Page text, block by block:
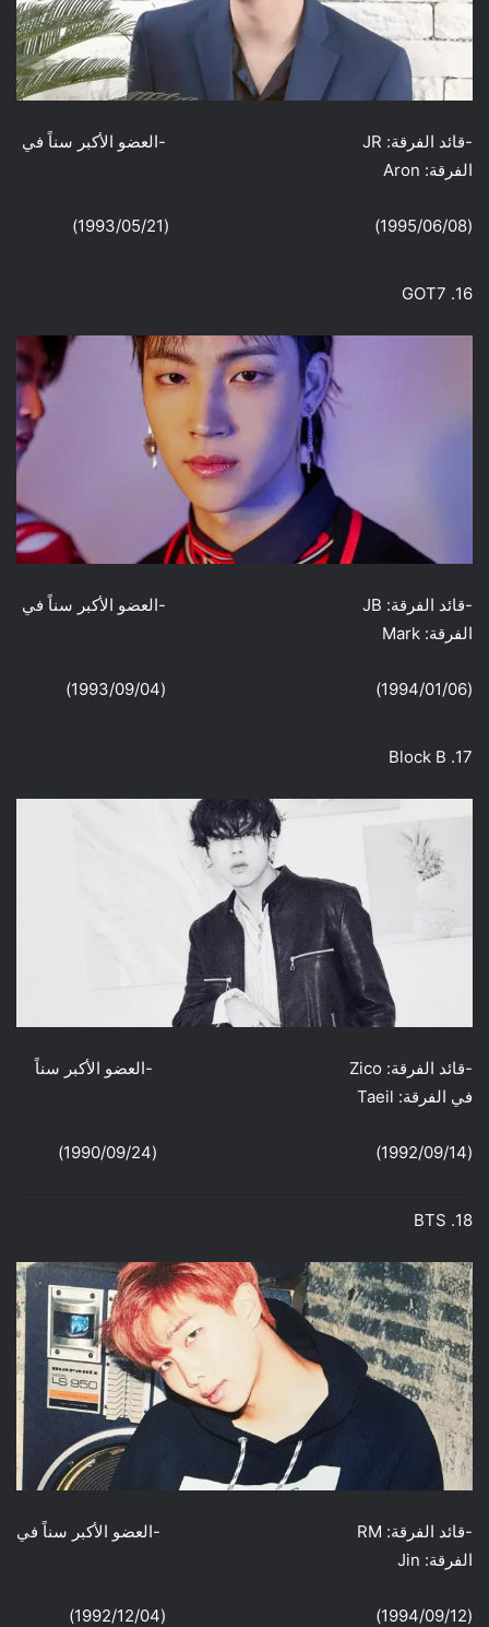
-قائد الفرقة: JR -العضو الأكبر سناً في
الفرقة: Aron
(1995/06/08) (1993/05/21)
16. GOT7
-قائد الفرقة: JB -العضو الأكبر سناً في
الفرقة: Mark
(1994/01/06) (1993/09/04)
17. Block B
-قائد الفرقة: Zico -العضو الأكبر سناً
في الفرقة: Taeil
(1992/09/14) (1990/09/24)
18. BTS
-قائد الفرقة: RM -العضو الأكبر سناً في
الفرقة: Jin
(1994/09/12) (1992/12/04)